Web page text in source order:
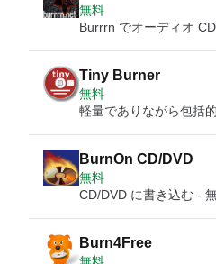
無料
Burrrn でオーディオ
Tiny Burner
無料
軽量でありながら包括
BurnOn CD/DVD
無料
CD/DVD に書き込む -
Burn4Free